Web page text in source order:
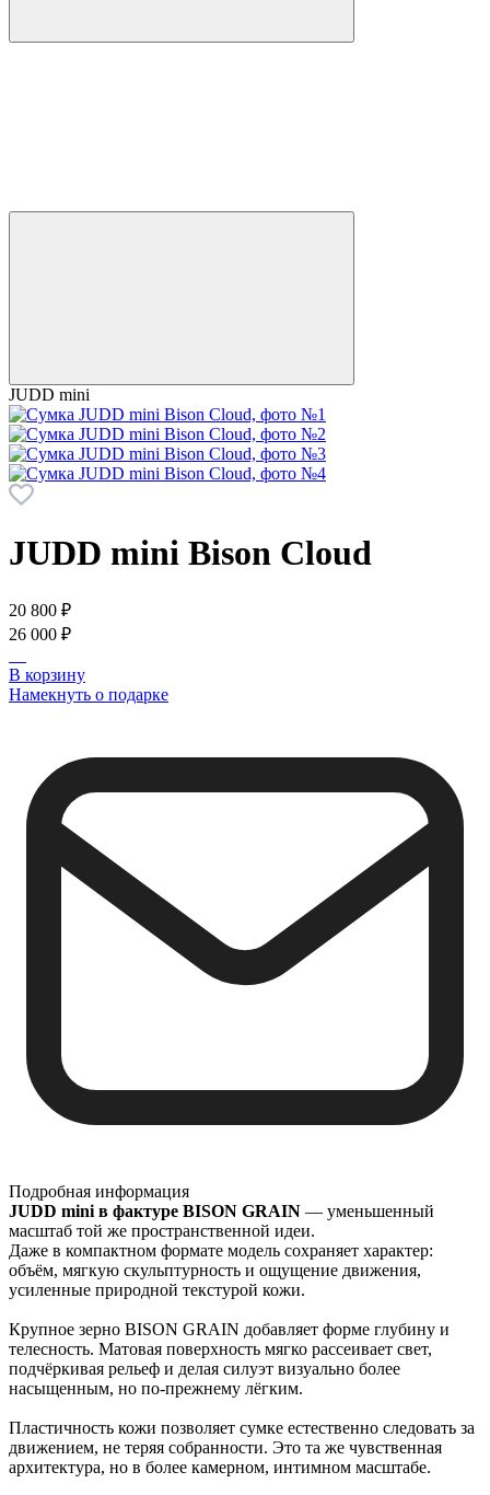
JUDD mini
JUDD mini Bison Cloud
20 800 ₽
26 000 ₽
В корзину
Намекнуть о подарке
Подробная информация
JUDD mini в фактуре BISON GRAIN — уменьшенный
масштаб той же пространственной идеи.
Даже в компактном формате модель сохраняет характер:
объём, мягкую скульптурность и ощущение движения,
усиленные природной текстурой кожи.
Крупное зерно BISON GRAIN добавляет форме глубину и
телесность. Матовая поверхность мягко рассеивает свет,
подчёркивая рельеф и делая силуэт визуально более
насыщенным, но по-прежнему лёгким.
Пластичность кожи позволяет сумке естественно следовать за
движением, не теряя собранности. Это та же чувственная
архитектура, но в более камерном, интимном масштабе.